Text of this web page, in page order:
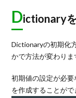
Dictionary
Dictionaryの初期化
かで方法が変わりま
初期値の設定が必
を作成することがで